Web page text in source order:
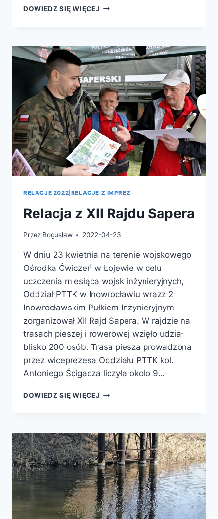
DOWIEDZ SIĘ WIĘCEJ
RELACJE 2022 RELACJE Z IMPREZ
Relacja z XII Rajdu Sapera
Przez Bogusław 2022-04-23
W dniu 23 kwietnia na terenie wojskowego
Ośrodka Ćwiczeń w Łojewie w celu
uczczenia miesiąca wojsk inżynieryjnych,
Oddział PTTK w Inowrocławiu wrazz 2
Inowrocławskim Pułkiem Inżynieryjnym
zorganizował XII Rajd Sapera. W rajdzie na
trasach pieszej i rowerowej wzięło udział
blisko 200 osób. Trasa piesza prowadzona
przez wiceprezesa Oddziału PTTK kol.
Antoniego Ścigacza liczyła około 9…
DOWIEDZ SIĘ WIĘCEJ